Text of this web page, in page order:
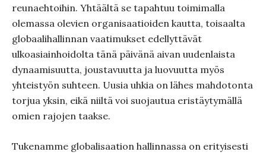
reunaehtoihin. Yhtäältä se tapahtuu toimimalla
olemassa olevien organisaatioiden kautta, toisaalta
globaalihallinnan vaatimukset edellyttävät
ulkoasiainhoidolta tänä päivänä aivan uudenlaista
dynaamisuutta, joustavuutta ja luovuutta myös
yhteistyön suhteen. Uusia uhkia on lähes mahdotonta
torjua yksin, eikä niiltä voi suojautua eristäytymällä
omien rajojen taakse.
Tukenamme globalisaation hallinnassa on erityisesti